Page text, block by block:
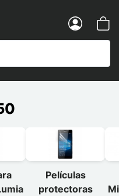
e acessórios para
Películas
protectoras